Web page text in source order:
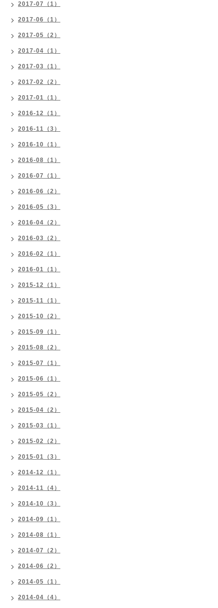
2017-07（1）
2017-06（1）
2017-05（2）
2017-04（1）
2017-03（1）
2017-02（2）
2017-01（1）
2016-12（1）
2016-11（3）
2016-10（1）
2016-08（1）
2016-07（1）
2016-06（2）
2016-05（3）
2016-04（2）
2016-03（2）
2016-02（1）
2016-01（1）
2015-12（1）
2015-11（1）
2015-10（2）
2015-09（1）
2015-08（2）
2015-07（1）
2015-06（1）
2015-05（2）
2015-04（2）
2015-03（1）
2015-02（2）
2015-01（3）
2014-12（1）
2014-11（4）
2014-10（3）
2014-09（1）
2014-08（1）
2014-07（2）
2014-06（2）
2014-05（1）
2014-04（4）